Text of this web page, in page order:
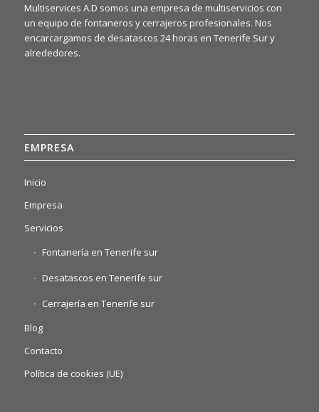
Multiservices A.D somos una empresa de multiservicios con
un equipo de fontaneros y cerrajeros profesionales. Nos
encarcargamos de desatascos 24 horas en Tenerife Sur y
alrededores.
EMPRESA
Inicio
Empresa
Servicios
Fontanería en Tenerife sur
Desatascos en Tenerife sur
Cerrajería en Tenerife sur
Blog
Contacto
Política de cookies (UE)